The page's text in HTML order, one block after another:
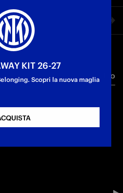
del Niño in maglia nerazzurra
Tutti i video
KIT 26-27
Scopri la nuova maglia